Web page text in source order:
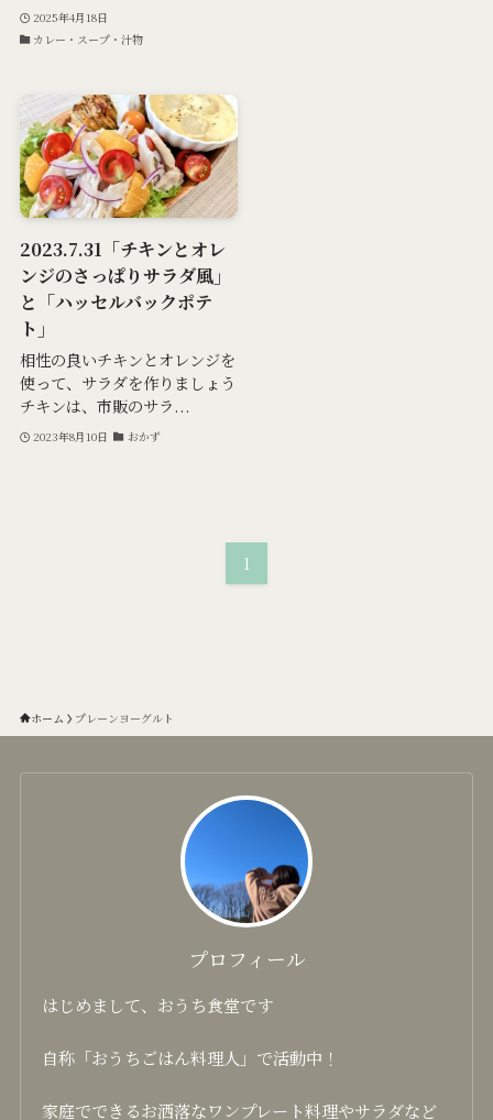
2025年4月18日
カレー・スープ・汁物
2023.7.31「チキンとオレ
ンジのさっぱりサラダ風」
と「ハッセルバックポテ
ト」
相性の良いチキンとオレンジを
使って、サラダを作りましょう
チキンは、市販のサラ...
2023年8月10日 おかず
1
ホーム プレーンヨーグルト
プロフィール
はじめまして、おうち食堂です
自称「おうちごはん料理人」で活動中！
家庭でできるお洒落なワンプレート料理やサラダなど